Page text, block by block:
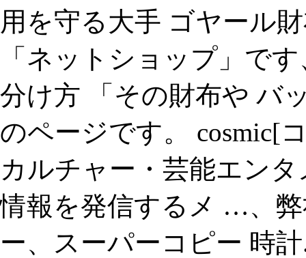
用を守る大手 ゴヤール
「ネットショップ」で
分け方 「その財布や バ
のページです。 cosmic[
カルチャー・芸能エン
情報を発信するメ …、
ー、スーパーコピー 時